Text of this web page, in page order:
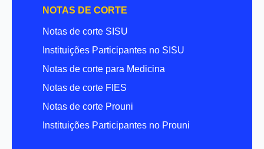
NOTAS DE CORTE
Notas de corte SISU
Instituições Participantes no SISU
Notas de corte para Medicina
Notas de corte FIES
Notas de corte Prouni
Instituições Participantes no Prouni